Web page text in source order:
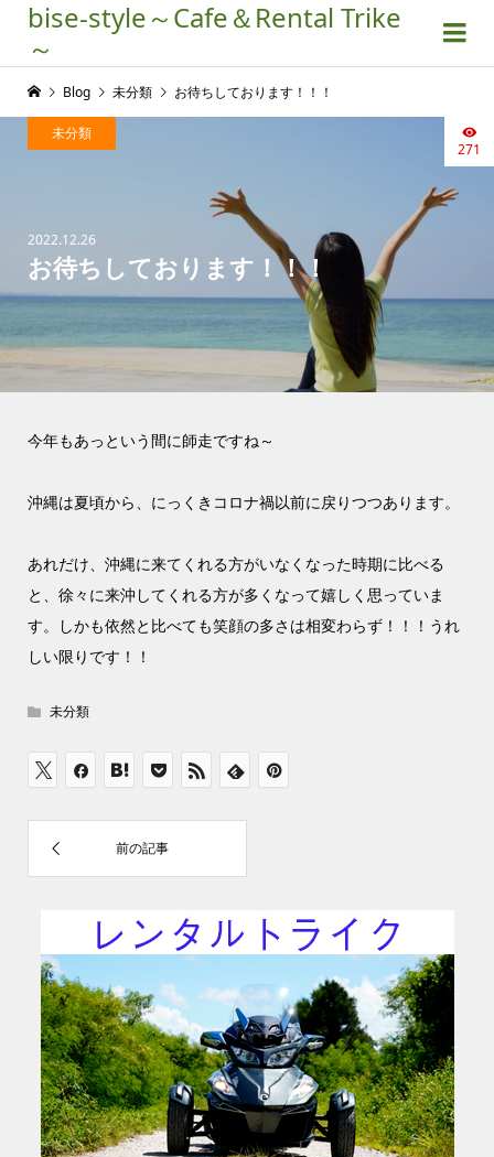
bise-style～Cafe＆Rental Trike
～
2022.12.26
お待ちしております！！！
未分類
271
Blog 未分類 お待ちしております！！！
今年もあっという間に師走ですね～
沖縄は夏頃から、にっくきコロナ禍以前に戻りつつあります。
あれだけ、沖縄に来てくれる方がいなくなった時期に比べる
と、徐々に来沖してくれる方が多くなって嬉しく思っていま
す。しかも依然と比べても笑顔の多さは相変わらず！！！うれ
しい限りです！！
未分類